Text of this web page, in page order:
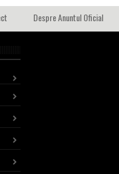
Despre Anuntul Oficial